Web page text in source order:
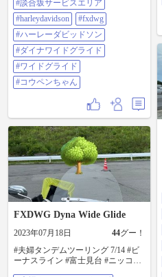
#談合坂サービスエリア
#harleydavidson
#fxdwg
#ハーレーダビッドソン
#ダイナワイドグライド
#ワイドグライド
#コウペンちゃん
FXDWG Dyna Wide Glide
2023年07月18日 44グー！
#夫婦タンデムツーリング 7/14 #ビ
ーナスライン #富士見台 #ニッコウ